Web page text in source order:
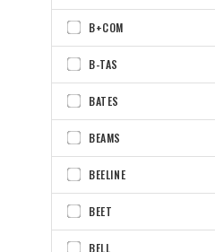
B+COM
B-TAS
BATES
BEAMS
BEELINE
BEET
BELL